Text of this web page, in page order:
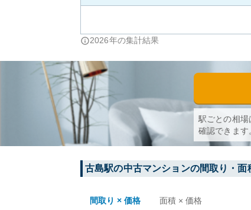
2026年の集計結果
駅ごとの相
確認できます
古島駅の中古マンションの間取り・面
間取り × 価格 面積 × 価格